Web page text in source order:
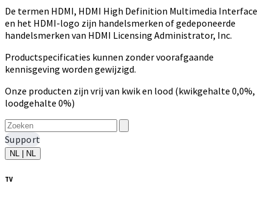
De termen HDMI, HDMI High Definition Multimedia Interface
en het HDMI-logo zijn handelsmerken of gedeponeerde
handelsmerken van HDMI Licensing Administrator, Inc.
Productspecificaties kunnen zonder voorafgaande
kennisgeving worden gewijzigd.
Onze producten zijn vrij van kwik en lood (kwikgehalte 0,0%,
loodgehalte 0%)
Support
NL | NL
TV